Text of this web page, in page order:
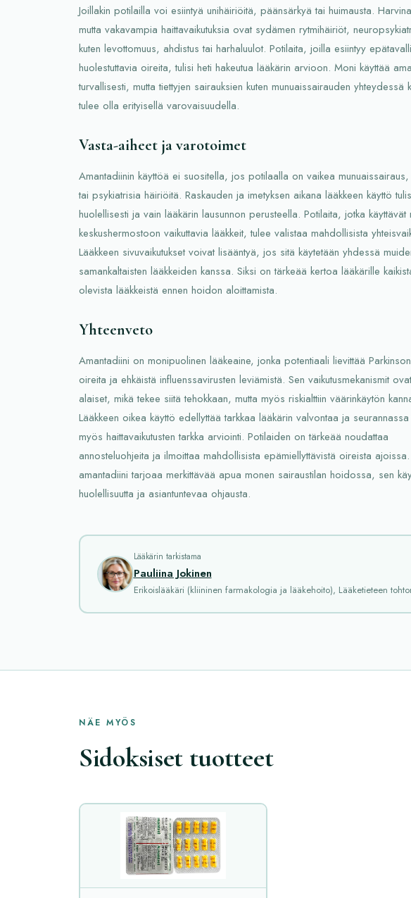
Joillakin potilailla voi esiintyä unihäiriöitä, päänsärkyä tai huimausta.
mutta vakavampia haittavaikutuksia ovat sydämen rytmihäiriöt,
kuten levottomuus, ahdistus tai harhaluulot. Potilaita, joilla esiintyy
huolestuttavia oireita, tulisi heti hakeutua lääkärin arvioon. Moni käyttää
turvallisesti, mutta tiettyjen sairauksien kuten munuaissairauden yhteydessä
tulee olla erityisellä varovaisuudella.
Vasta-aiheet ja varotoimet
Amantadiinin käyttöä ei suositella, jos potilaalla on vaikea
tai psykiatrisia häiriöitä. Raskauden ja imetyksen aikana lääkkeen käyttö
huolellisesti ja vain lääkärin lausunnon perusteella. Potilaita, jotka käyttävät
keskushermostoon vaikuttavia lääkkeit, tulee valistaa mahdollisista
Lääkkeen sivuvaikutukset voivat lisääntyä, jos sitä käytetään yhdessä
samankaltaisten lääkkeiden kanssa. Siksi on tärkeää kertoa lääkärille
olevista lääkkeistä ennen hoidon aloittamista.
Yhteenveto
Amantadiini on monipuolinen lääkeaine, jonka potentiaali lievittää
oireita ja ehkäistä influenssavirusten leviämistä. Sen vaikutusmekanismit
alaiset, mikä tekee siitä tehokkaan, mutta myös riskialttiin väärinkäytön
Lääkkeen oikea käyttö edellyttää tarkkaa lääkärin valvontaa ja seurannassa
myös haittavaikutusten tarkka arviointi. Potilaiden on tärkeää noudattaa
annosteluohjeita ja ilmoittaa mahdollisista epämiellyttävistä oireista
amantadiini tarjoaa merkittävää apua monen sairaustilan hoidossa, sen
huolellisuutta ja asiantuntevaa ohjausta.
Lääkärin tarkistama
Pauliina Jokinen
Erikoislääkäri (kliininen farmakologia ja lääkehoito), Lääketieteen
NÄE MYÖS
Sidoksiset tuotteet